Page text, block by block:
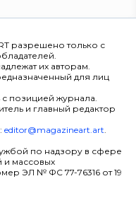
разрешено только с
их авторам.
для лиц
позицией журнала.
и главный редактор
editor@magazineart.art.
по надзору в сфере
и массовых
ЭЛ № ФС 77-76316 от 19